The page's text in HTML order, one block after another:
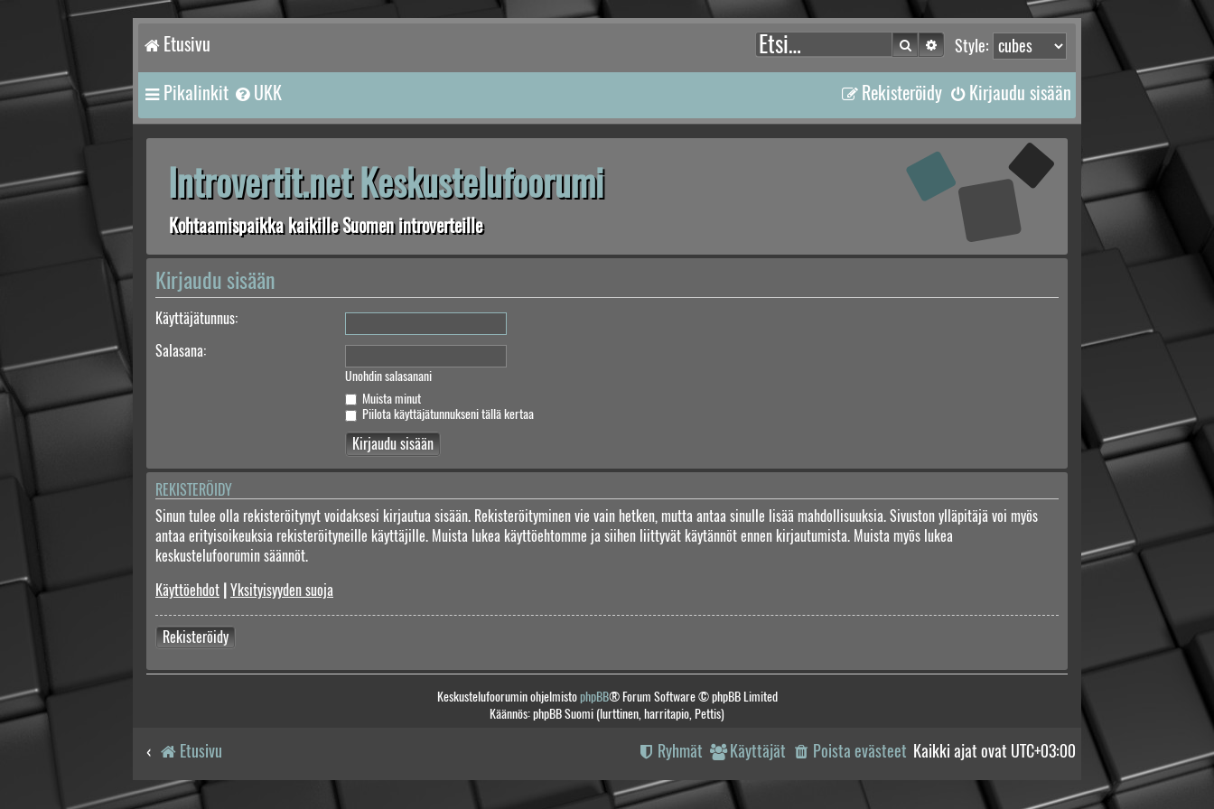
Etusivu Style:
Etsi Tarkennettu haku
Pikalinkit UKK Kirjaudu sisään
Rekisteröidy
Introvertit.net Keskustelufoorumi
Kohtaamispaikka kaikille Suomen introverteille
Kirjaudu sisään
Käyttäjätunnus:
Salasana:
Unohdin salasanani
Muista minut
Piilota käyttäjätunnukseni tällä kertaa
REKISTERÖIDY
Sinun tulee olla rekisteröitynyt voidaksesi kirjautua sisään. Rekisteröityminen vie vain hetken, mutta antaa sinulle lisää mahdollisuuksia. Sivuston ylläpitäjä voi myös
antaa erityisoikeuksia rekisteröityneille käyttäjille. Muista lukea käyttöehtomme ja siihen liittyvät käytännöt ennen kirjautumista. Muista myös lukea
keskustelufoorumin säännöt.
Käyttöehdot | Yksityisyyden suoja
Rekisteröidy
Keskustelufoorumin ohjelmistophpBB® Forum Software © phpBB Limited
Käännös: phpBB Suomi (lurttinen, harritapio, Pettis)
Etusivu Kaikki ajat ovat UTC+03:00
Poista evästeet
Käyttäjät
Ryhmät